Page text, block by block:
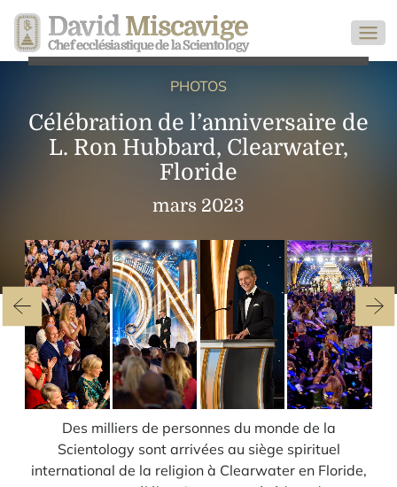
David Miscavige
Chef ecclésiastique de la Scientology
PHOTOS
Célébration de l’anniversaire de
L. Ron Hubbard, Clearwater,
Floride
mars 2023
Des milliers de personnes du monde de la
Scientology sont arrivées au siège spirituel
international de la religion à Clearwater en Floride,